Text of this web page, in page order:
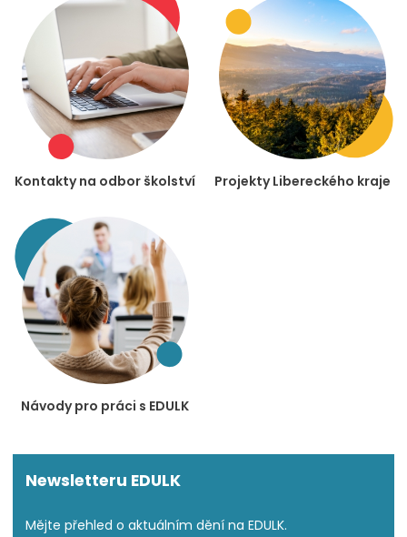
Kontakty na odbor školství Projekty Libereckého kraje
Návody pro práci s EDULK
Newsletteru EDULK
Mějte přehled o aktuálním dění na EDULK.